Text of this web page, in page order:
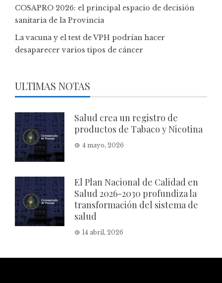
COSAPRO 2026: el principal espacio de decisión
sanitaria de la Provincia
La vacuna y el test de VPH podrían hacer
desaparecer varios tipos de cáncer
ULTIMAS NOTAS
Salud crea un registro de
productos de Tabaco y Nicotina
4 mayo, 2026
El Plan Nacional de Calidad en
Salud 2026-2030 profundiza la
transformación del sistema de
salud
14 abril, 2026